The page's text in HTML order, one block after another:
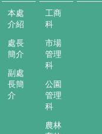
息
便
民
務
公
本處
介紹
處長
簡介
副處
長簡
介
工商
科
市場
管理
科
公園
管理
科
農林